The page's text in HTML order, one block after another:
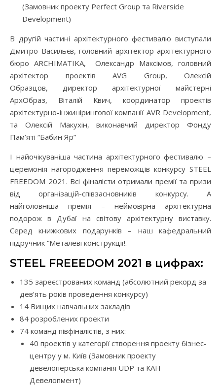
(Замовник проекту Perfect Group та Riverside
Development)
В другій частині архітектурного фестивалю виступали
Дмитро Васильєв, головний архітектор архітектурного
бюро ARCHIMATIKA, Олександр Максімов, головний
архітектор проектів AVG Group, Олексій
Образцов, директор архітектурної майстерні
АрхОбраз, Віталій Квич, координатор проектів
архітектурно-інжинірингової компанії AVR Development,
та Олексій Макухін, виконавчий директор Фонду
Пам’яті “Бабин Яр”
І найочікуваніша частина архітектурного фестивалю –
церемонія нагородження переможців конкурсу STEEL
FREEDOM 2021. Всі фіналісти отримали премії та призи
від організацій-співзасновників конкурсу. А
найголовніша премія – неймовірна архітектурна
подорож в Дубаї на світову архітектурну виставку.
Серед книжкових подарунків – наш кафедральний
підручник “Металеві конструкції!.
STEEL FREEEDOM 2021 в цифрах:
135 зареєстрованих команд (абсолютний рекорд за
дев’ять років проведення конкурсу)
14 Вищих навчальних закладів
84 розроблених проекти
74 команд півфіналістів, з них:
40 проектів у категорії створення проекту бізнес-
центру у м. Київ (Замовник проекту
девелоперська компанія UDP та КАН
Девелопмент)